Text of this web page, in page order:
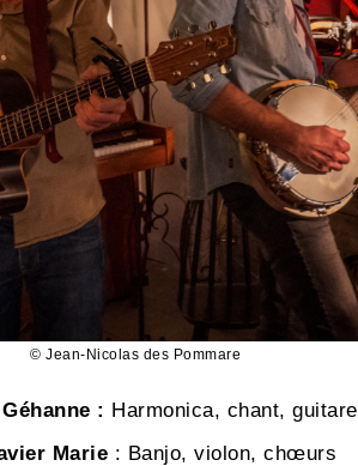
© Jean-Nicolas des Pommare
: Harmonica, chant, guitare
Marie : Banjo, violon, chœurs